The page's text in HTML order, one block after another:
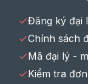
Đăng ký đại
Chính sách
Mã đại lý -
Kiểm tra